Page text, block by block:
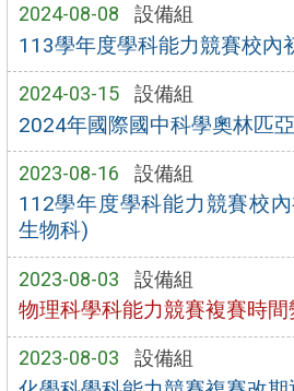
2024-08-08 設備組
113學年度學科能力競賽校內
2024-03-15 設備組
2024年國際國中科學奧林匹
2023-08-16 設備組
112學年度學科能力競賽校
生物科)
2023-08-03 設備組
物理科學科能力競賽複賽時間
2023-08-03 設備組